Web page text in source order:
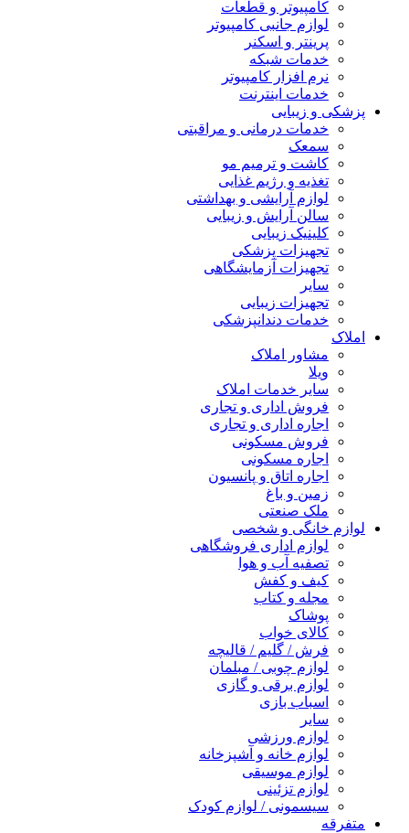
کامپیوتر و قطعات
لوازم جانبی کامپیوتر
پرینتر و اسکنر
خدمات شبکه
نرم افزار کامپیوتر
خدمات اینترنت
پزشکی و زیبایی
خدمات درمانی و مراقبتی
سمعک
کاشت و ترمیم مو
تغذیه و رژیم غذایی
لوازم آرایشی و بهداشتی
سالن آرایش و زیبایی
کلینیک زیبایی
تجهیزات پزشکی
تجهیزات آزمایشگاهی
سایر
تجهیزات زیبایی
خدمات دندانپزشکی
املاک
مشاور املاک
ویلا
سایر خدمات املاک
فروش اداری و تجاری
اجاره اداری و تجاری
فروش مسکونی
اجاره مسکونی
اجاره اتاق و پانسیون
زمین و باغ
ملک صنعتی
لوازم خانگی و شخصی
لوازم اداری فروشگاهی
تصفیه آب و هوا
کیف و کفش
مجله و کتاب
پوشاک
کالای خواب
فرش / گلیم / قالیچه
لوازم چوبی / مبلمان
لوازم برقی و گازی
اسباب بازی
سایر
لوازم ورزشی
لوازم خانه و آشپزخانه
لوازم موسیقی
لوازم تزئینی
سیسمونی / لوازم کودک
متفرقه